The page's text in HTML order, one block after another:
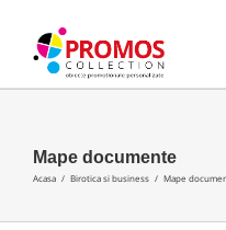
content
mail:
Mape documente
Acasa / Birotica si business / Mape